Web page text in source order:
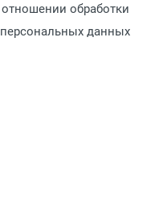
отношении обработки
персональных данных